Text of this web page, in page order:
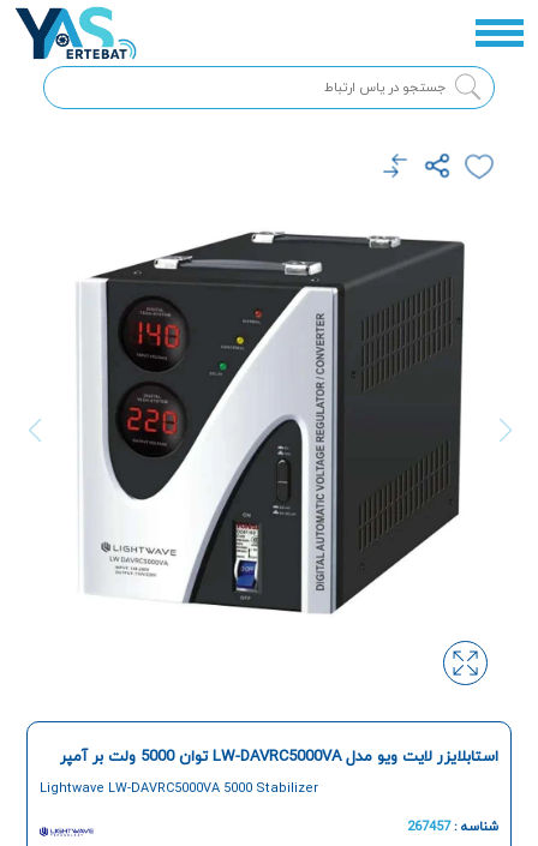
استابلایزر لایت ویو مدل LW-DAVRC5000VA توان 5000 ولت بر آمپر
Lightwave LW-DAVRC5000VA 5000 Stabilizer
شناسه :267457